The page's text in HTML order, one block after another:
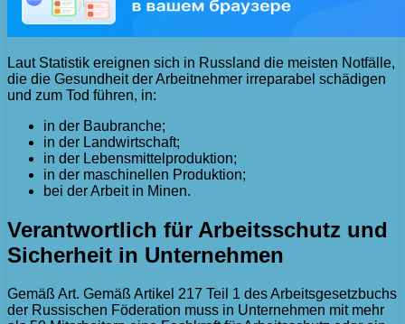
Laut Statistik ereignen sich in Russland die meisten Notfälle,
die die Gesundheit der Arbeitnehmer irreparabel schädigen
und zum Tod führen, in:
in der Baubranche;
in der Landwirtschaft;
in der Lebensmittelproduktion;
in der maschinellen Produktion;
bei der Arbeit in Minen.
Verantwortlich für Arbeitsschutz und
Sicherheit in Unternehmen
Gemäß Art. Gemäß Artikel 217 Teil 1 des Arbeitsgesetzbuchs
der Russischen Föderation muss in Unternehmen mit mehr